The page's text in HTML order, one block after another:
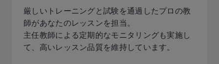
厳しいトレーニングと試験を通過したプロの教
師があなたのレッスンを担当。
主任教師による定期的なモニタリングも実施し
て、高いレッスン品質を維持しています。